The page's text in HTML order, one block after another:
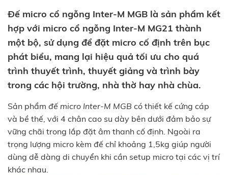
Đế micro cổ ngỗng Inter-M MGB là sản phẩm kết
hợp với micro cổ ngỗng Inter-M MG21 thành
một bộ, sử dụng để đặt micro cố định trên bục
phát biểu, mang lại hiệu quả tối ưu cho quá
trình thuyết trình, thuyết giảng và trình bày
trong các hội trường, nhà thờ hay nhà chùa.
Sản phẩm đế micro Inter-M MGB có thiết kế cứng cáp
và bề thế, với 4 chân cao su dày bên dưới đảm bảo sự
vững chãi trong lắp đặt âm thanh cố định. Ngoài ra
trọng lượng micro kèm đế chỉ khoảng 1,5kg giúp người
dùng dễ dàng di chuyển khi cần setup micro tại các vị trí
khác nhau.